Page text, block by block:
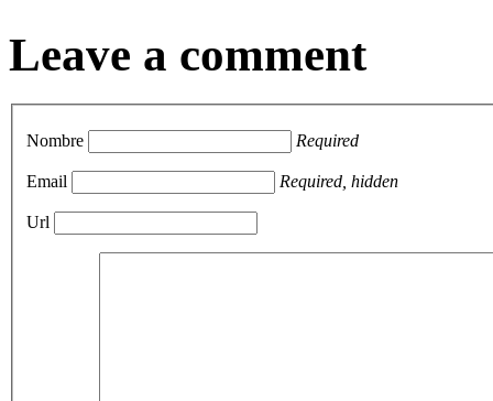
Leave a comment
Nombre Required
Email Required, hidden
Url